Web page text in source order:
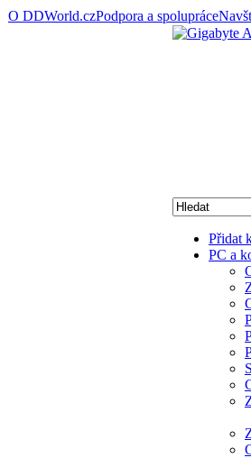
O DDWorld.czPodpora a spolupráce
Přidat
PC a